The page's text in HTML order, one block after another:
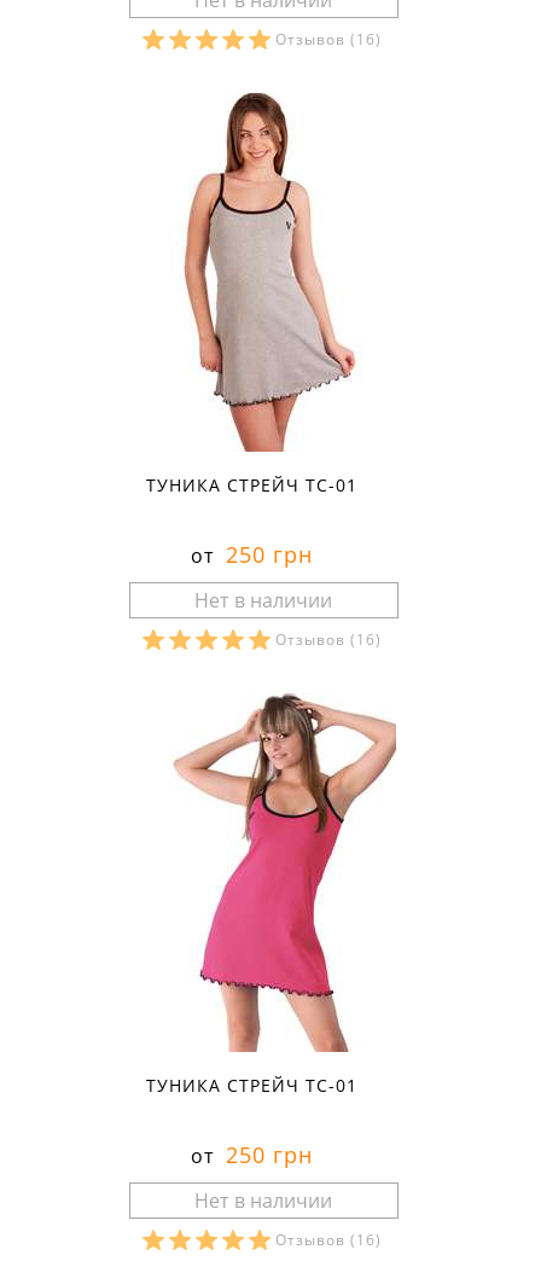
Отзывов (16)
ТУНИКА СТРЕЙЧ ТС-01
от 250 грн
Отзывов (16)
ТУНИКА СТРЕЙЧ ТС-01
от 250 грн
Отзывов (16)